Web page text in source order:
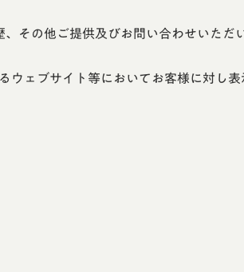
その他ご提供及びお問い合わせいただ
ェブサイト等においてお客様に対し